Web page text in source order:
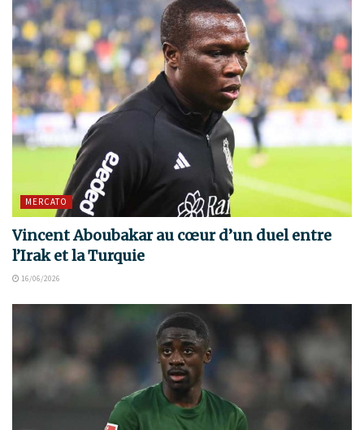
MERCATO
Vincent Aboubakar au cœur d’un duel entre
l’Irak et la Turquie
16/06/2026